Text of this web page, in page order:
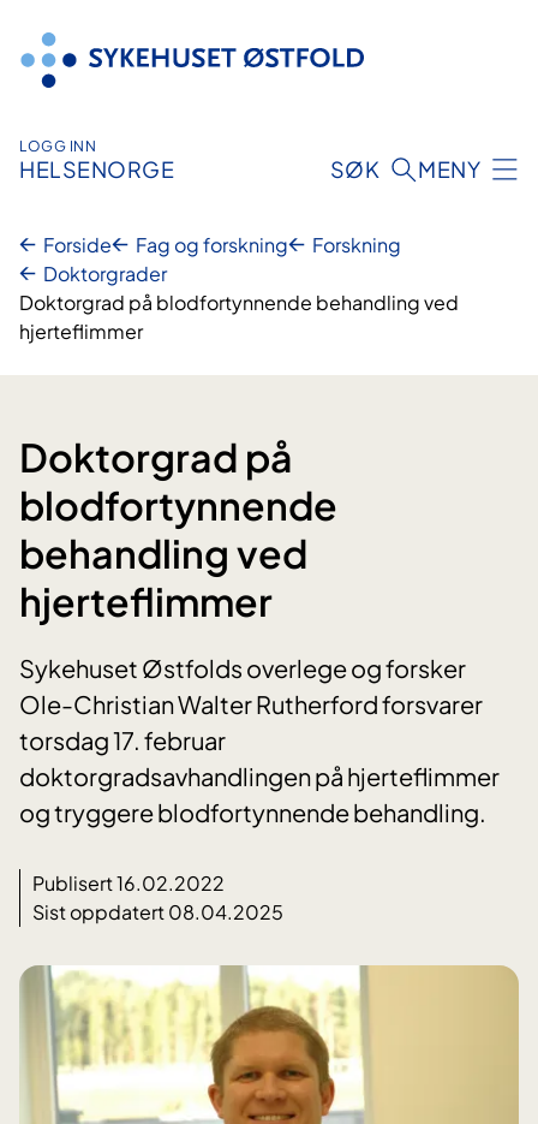
innhold
LOGG INN
HELSENORGE SØK MENY
Forside Fag og forskning
Forskning
Doktorgrader
Doktorgrad på blodfortynnende behandling ved
hjerteflimmer
Doktorgrad på
blodfortynnende
behandling ved
hjerteflimmer
Sykehuset Østfolds overlege og forsker
Ole-Christian Walter Rutherford forsvarer
torsdag 17. februar
doktorgradsavhandlingen på hjerteflimmer
og tryggere blodfortynnende behandling.
Publisert 16.02.2022
Sist oppdatert 08.04.2025